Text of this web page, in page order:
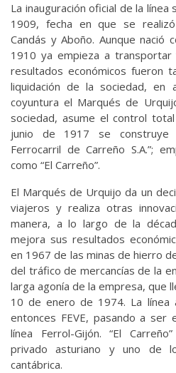
La inauguración oficial de la
1909, fecha en que se
Candás y Aboño. Aunque nació
1910 ya empieza a transportar
resultados económicos fueron
liquidación de la sociedad,
coyuntura el Marqués de
sociedad, asume el control
junio de 1917 se construye
Ferrocarril de Carreño S.A.”;
como “El Carreño”.
El Marqués de Urquijo da un
viajeros y realiza otras
manera, a lo largo de la
mejora sus resultados
en 1967 de las minas de hierro
del tráfico de mercancías de la
larga agonía de la empresa, que
10 de enero de 1974. La línea
entonces FEVE, pasando a ser
línea Ferrol-Gijón. “El
privado asturiano y uno de
cantábrica.